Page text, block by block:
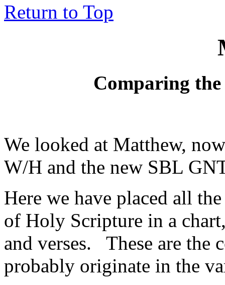
Return to Top
Comparing
We looked at Matthew,
W/H and the new SBL
Here we have placed all
of Holy Scripture in a
and verses. These are the
probably originate in the